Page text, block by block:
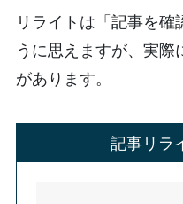
リライトは「記事を確
うに思えますが、実
があります。
記事リラ